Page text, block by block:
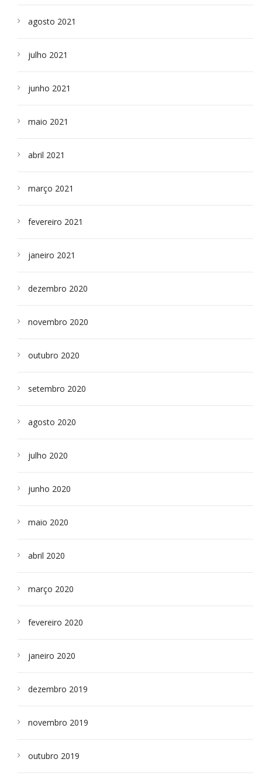
agosto 2021
julho 2021
junho 2021
maio 2021
abril 2021
março 2021
fevereiro 2021
janeiro 2021
dezembro 2020
novembro 2020
outubro 2020
setembro 2020
agosto 2020
julho 2020
junho 2020
maio 2020
abril 2020
março 2020
fevereiro 2020
janeiro 2020
dezembro 2019
novembro 2019
outubro 2019